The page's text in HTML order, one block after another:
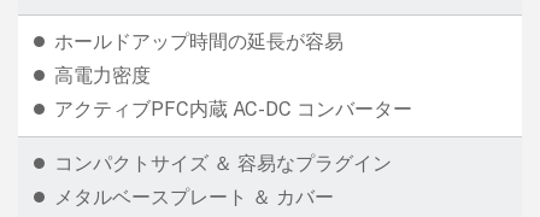
ホールドアップ時間の延長が容易
高電力密度
アクティブPFC内蔵 AC-DC コンバーター
コンパクトサイズ ＆ 容易なプラグイン
メタルベースプレート ＆ カバー